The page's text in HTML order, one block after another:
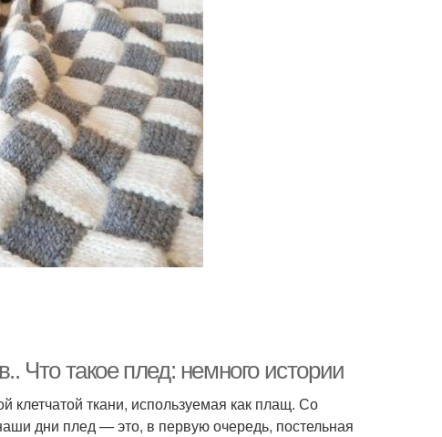
Что такое плед: немного истории
клетчатой ткани, используемая как плащ. Со
дни плед — это, в первую очередь, постельная